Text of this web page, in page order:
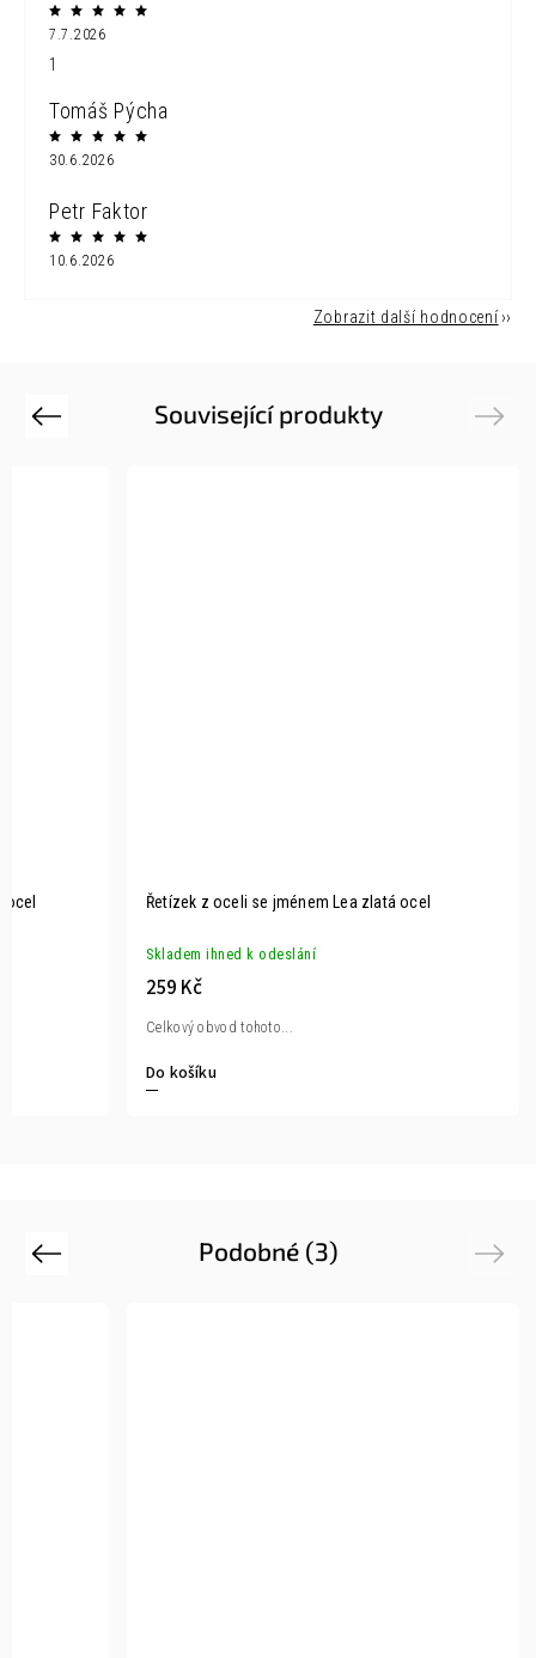
7.7.2026
1
Tomáš Pýcha
30.6.2026
Petr Faktor
10.6.2026
Zobrazit další hodnocení
Související produkty
Previous
Řetízek z oceli se jménem Lea zlatá ocel
Skladem ihned k odeslání
259 Kč
Do košíku
Celkový obvod tohoto...
Next
Podobné (3)
Previous Next